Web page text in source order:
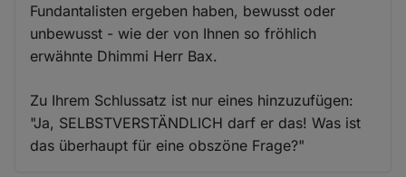
Fundantalisten ergeben haben, bewusst oder
unbewusst - wie der von Ihnen so fröhlich
erwähnte Dhimmi Herr Bax.
Zu Ihrem Schlussatz ist nur eines hinzuzufügen:
"Ja, SELBSTVERSTÄNDLICH darf er das! Was ist
das überhaupt für eine obszöne Frage?"